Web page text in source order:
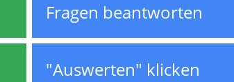
Fragen beantworten
"Auswerten" klicken